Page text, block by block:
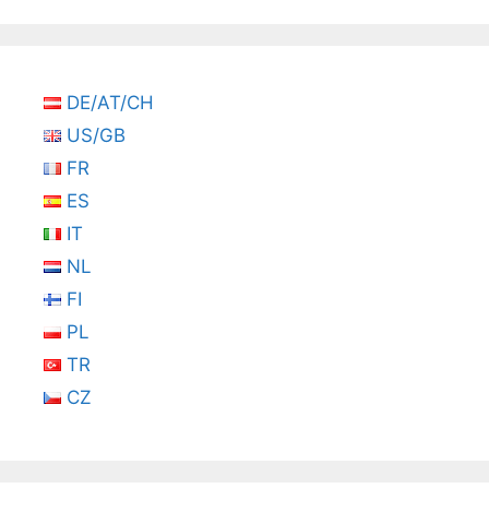
DE/AT/CH
US/GB
FR
ES
IT
NL
FI
PL
TR
CZ